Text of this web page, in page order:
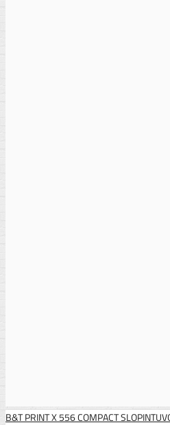
B&T PRINT X 556 COMPACT